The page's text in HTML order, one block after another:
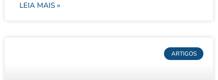
LEIA MAIS »
ARTIGOS